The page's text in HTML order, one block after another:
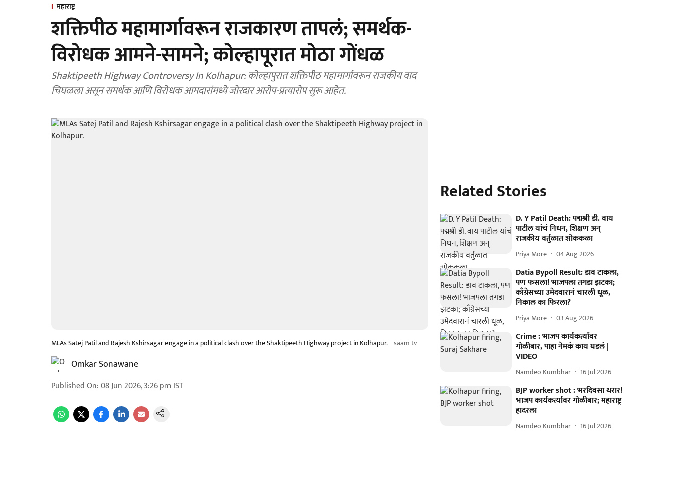
महाराष्ट्र
शक्तिपीठ महामार्गावरून राजकारण तापलं; समर्थक-
विरोधक आमने-सामने; कोल्हापूरात मोठा गोंधळ
Shaktipeeth Highway Controversy In Kolhapur: कोल्हापुरात शक्तिपीठ महामार्गावरून राजकीय वाद
चिघळला असून समर्थक आणि विरोधक आमदारांमध्ये जोरदार आरोप-प्रत्यारोप सुरू आहेत.
MLAs Satej Patil and Rajesh Kshirsagar engage in a political clash over the Shaktipeeth Highway project in Kolhapur. saam tv
Omkar Sonawane
Published On:08 Jun 2026, 3:26 pm IST
Related Stories
D. Y Patil Death: पद्मश्री डी. वाय
पाटील यांचं निधन, शिक्षण अन्
राजकीय वर्तुळात शोककळा
Priya More 04 Aug 2026
Datia Bypoll Result: डाव टाकला,
पण फसला! भाजपला तगडा झटका;
काँग्रेसच्या उमेदवारानं चारली धूळ,
निकाल का फिरला?
Priya More 03 Aug 2026
Crime : भाजप कार्यकर्त्यावर
गोळीबार, पाहा नेमकं काय घडलं |
VIDEO
Namdeo Kumbhar 16 Jul 2026
BJP worker shot : भरदिवसा थरार!
भाजप कार्यकर्त्यावर गोळीबार; महाराष्ट्र
हादरला
Namdeo Kumbhar 16 Jul 2026